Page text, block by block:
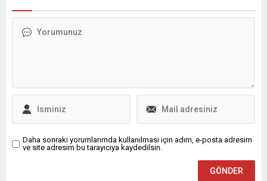
belirtti. Yapılan iç testlerde,
Daha sonraki yorumlarımda kullanılması için adım, e-posta adresim
ve site adresim bu tarayıcıya kaydedilsin.